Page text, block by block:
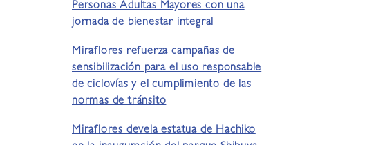
Personas Adultas Mayores con una
jornada de bienestar integral
Miraflores refuerza campañas de
sensibilización para el uso responsable
de ciclovías y el cumplimiento de las
normas de tránsito
Miraflores devela estatua de Hachiko